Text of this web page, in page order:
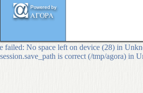
No space left on device (28) in
is correct (/tmp/agora) in